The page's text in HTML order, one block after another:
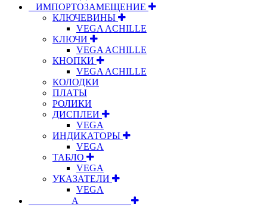
⠀ИМПОРТОЗАМЕЩЕНИЕ
КЛЮЧЕВИНЫ
VEGA ACHILLE
КЛЮЧИ
VEGA ACHILLE
КНОПКИ
VEGA ACHILLE
КОЛОДКИ
ПЛАТЫ
РОЛИКИ
ДИСПЛЕИ
VEGA
ИНДИКАТОРЫ
VEGA
ТАБЛО
VEGA
УКАЗАТЕЛИ
VEGA
⠀⠀⠀⠀⠀⠀А⠀⠀⠀⠀⠀⠀⠀